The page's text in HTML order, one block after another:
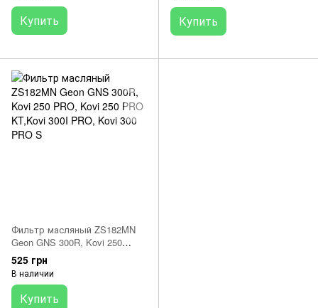
Купить
177MN, 174MN
Купить
Фильтр масляный ZS182MN
Geon GNS 300R, Kovi 250
PRO, Kovi 250 PRO KT,Kovi
300I PRO, Kovi 300 PRO S
525 грн
В наличии
Купить